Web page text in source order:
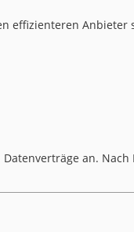
effizienteren
an.